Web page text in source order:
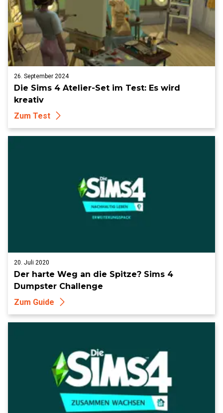
26. September 2024
Die Sims 4 Atelier-Set im Test: Es wird
kreativ
Zum Test
20. Juli 2020
Der harte Weg an die Spitze? Sims 4
Dumpster Challenge
Zum Guide